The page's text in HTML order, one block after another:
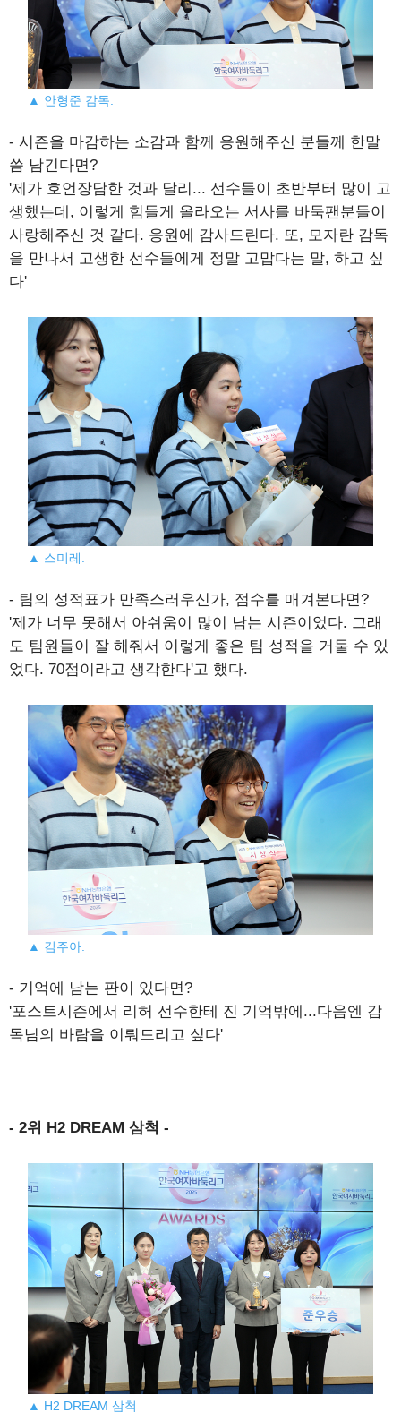
▲ 안형준 감독.
- 시즌을 마감하는 소감과 함께 응원해주신 분들께 한말
씀 남긴다면?
'제가 호언장담한 것과 달리... 선수들이 초반부터 많이 고
생했는데, 이렇게 힘들게 올라오는 서사를 바둑팬분들이
사랑해주신 것 같다. 응원에 감사드린다. 또, 모자란 감독
을 만나서 고생한 선수들에게 정말 고맙다는 말, 하고 싶
다'
▲ 스미레.
- 팀의 성적표가 만족스러우신가, 점수를 매겨본다면?
'제가 너무 못해서 아쉬움이 많이 남는 시즌이었다. 그래
도 팀원들이 잘 해줘서 이렇게 좋은 팀 성적을 거둘 수 있
었다. 70점이라고 생각한다'고 했다.
▲ 김주아.
- 기억에 남는 판이 있다면?
'포스트시즌에서 리허 선수한테 진 기억밖에...다음엔 감
독님의 바람을 이뤄드리고 싶다'
- 2위 H2 DREAM 삼척 -
▲ H2 DREAM 삼척